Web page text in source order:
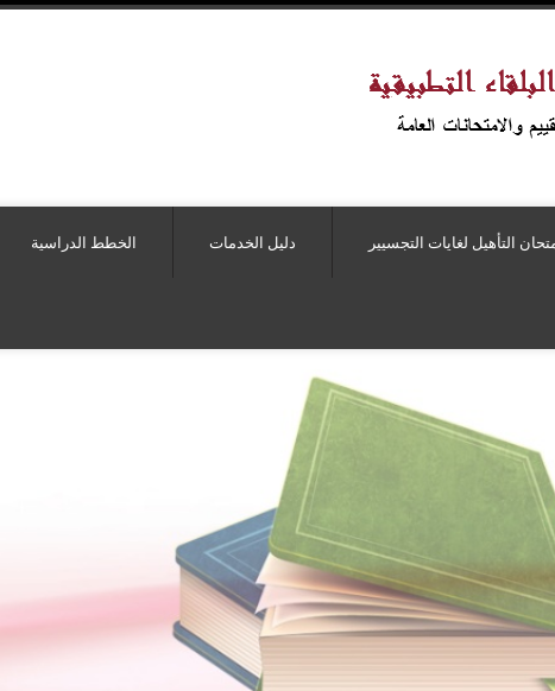
الخطط الدراسية دليل الخدمات التأهيل لغايات التجسيير
بدء التسجيل لامتحان